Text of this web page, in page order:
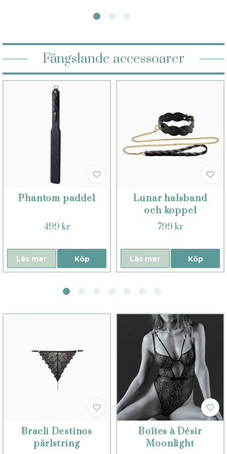
Fängslande accessoarer
Phantom paddel
499 kr
Köp
Läs mer
Lunar halsband
och koppel
799 kr
Köp
Läs mer
Bracli Destinos
pärlstring
Boîtes à Désir
Moonlight